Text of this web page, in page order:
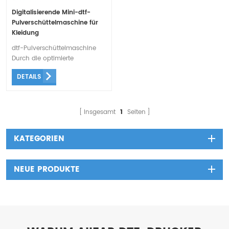
Digitalisierende Mini-dtf-
Pulverschüttelmaschine für
Kleidung
dtf-Pulverschüttelmaschine
Durch die optimierte
Absaugung kann ein
Verrutschen der Druckfolie
Einzugsposition verursachten
reparieren .
DETAILS
Insgesamt 1 Seiten
KATEGORIEN
NEUE PRODUKTE